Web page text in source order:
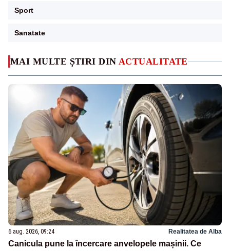
MAI MULTE ȘTIRI DIN ACTUALITATE
6 aug. 2026, 09:24 Realitatea de Alba
Canicula pune la încercare anvelopele mașinii. Ce
Sport
Sanatate